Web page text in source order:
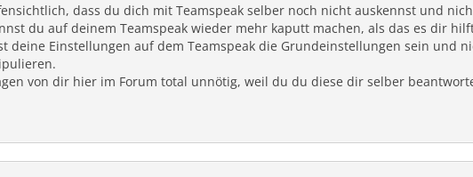
dass du dich mit Teamspeak selber noch nicht auskennst und
du auf deinem Teamspeak wieder mehr kaputt machen, als das es dir
deine Einstellungen auf dem Teamspeak die Grundeinstellungen sein und
von dir hier im Forum total unnötig, weil du du diese dir selber